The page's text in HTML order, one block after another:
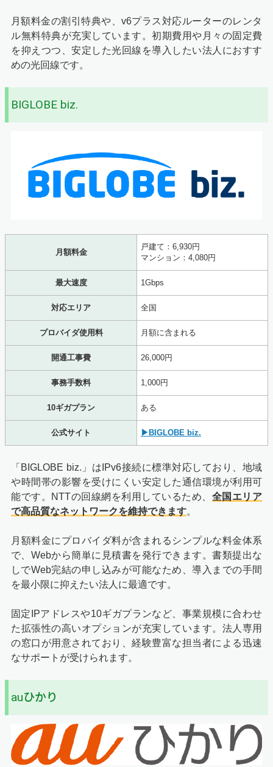
月額料金の割引特典や、v6プラス対応ルーターのレンタ
ル無料特典が充実しています。初期費用や月々の固定費
を抑えつつ、安定した光回線を導入したい法人におすす
めの光回線です。
BIGLOBE biz.
月額料金
戸建て：6,930円
マンション：4,080円
最大速度 1Gbps
対応エリア 全国
プロバイダ使用料 月額に含まれる
開通工事費 26,000円
事務手数料 1,000円
10ギガプラン ある
公式サイト ▶BIGLOBE biz.
「BIGLOBE biz.」はIPv6接続に標準対応しており、地域
や時間帯の影響を受けにくい安定した通信環境が利用可
能です。NTTの回線網を利用しているため、 全国エリア
で高品質なネットワークを維持できます。
月額料金にプロバイダ料が含まれるシンプルな料金体系
で、Webから簡単に見積書を発行できます。書類提出な
しでWeb完結の申し込みが可能なため、導入までの手間
を最小限に抑えたい法人に最適です。
固定IPアドレスや10ギガプランなど、事業規模に合わせ
た拡張性の高いオプションが充実しています。法人専用
の窓口が用意されており、経験豊富な担当者による迅速
なサポートが受けられます。
auひかり